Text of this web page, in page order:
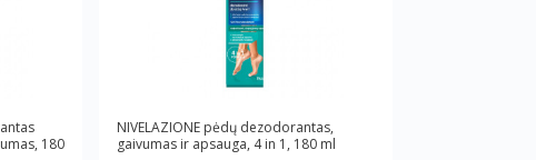
180
NIVELAZIONE pėdų dezodorantas,
gaivumas ir apsauga, 4 in 1, 180 ml